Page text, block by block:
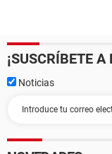
¡SUSCRÍBETE
Noticias